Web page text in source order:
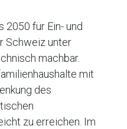
2050 für Ein- und
Schweiz unter
machbar.
mit
des
zu erreichen. Im